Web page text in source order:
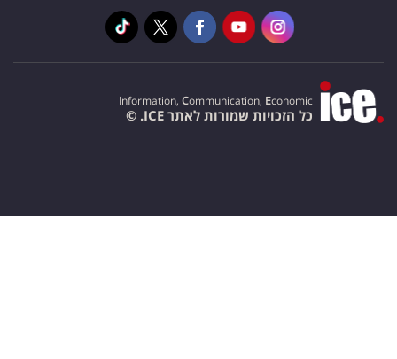
Information, Communication, Economic
כל הזכויות שמורות לאתר ICE. ©